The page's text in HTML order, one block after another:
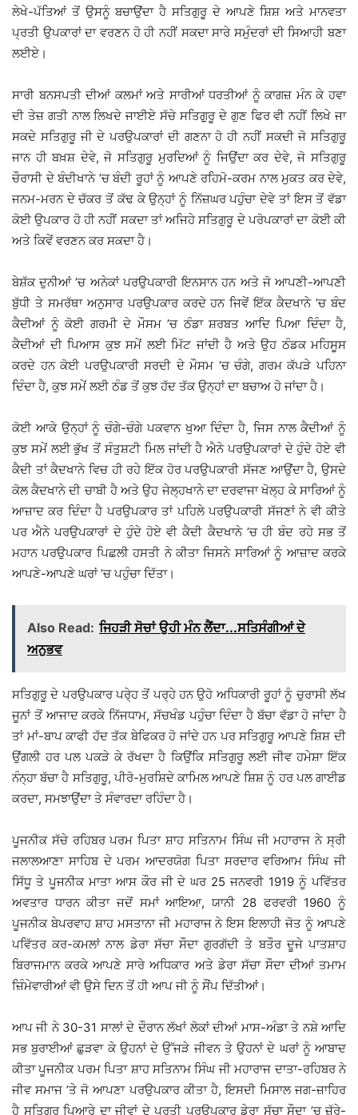
ਲੇਖੇ-ਪੱਤਿਆਂ ਤੋਂ ਉਸਨੂੰ ਬਚਾਉਂਦਾ ਹੈ ਸਤਿਗੁਰੂ ਦੇ ਆਪਣੇ ਸ਼ਿਸ਼ ਅਤੇ ਮਾਨਵਤਾ
ਪ੍ਰਤੀ ਉਪਕਾਰਾਂ ਦਾ ਵਰਣਨ ਹੋ ਹੀ ਨਹੀਂ ਸਕਦਾ ਸਾਰੇ ਸਮੁੰਦਰਾਂ ਦੀ ਸਿਆਹੀ ਬਣਾ
ਲਈਏ।
ਸਾਰੀ ਬਨਸਪਤੀ ਦੀਆਂ ਕਲਮਾਂ ਅਤੇ ਸਾਰੀਆਂ ਧਰਤੀਆਂ ਨੂੰ ਕਾਗਜ਼ ਮੰਨ ਕੇ ਹਵਾ
ਦੀ ਤੇਜ਼ ਗਤੀ ਨਾਲ ਲਿਖਦੇ ਜਾਈਏ ਸੱਚੇ ਸਤਿਗੁੁਰੂ ਦੇ ਗੁਣ ਫਿਰ ਵੀ ਨਹੀਂ ਲਿਖੇ ਜਾ
ਸਕਦੇ ਸਤਿਗੁਰੂ ਜੀ ਦੇ ਪਰਉਪਕਾਰਾਂ ਦੀ ਗਣਨਾ ਹੋ ਹੀ ਨਹੀਂ ਸਕਦੀ ਜੋ ਸਤਿਗੁਰੂ
ਜਾਨ ਹੀ ਬਖ਼ਸ਼ ਦੇਵੇ, ਜੋ ਸਤਿਗੁਰੂ ਮੁਰਦਿਆਂ ਨੂੰ ਜਿਉਂਦਾ ਕਰ ਦੇਵੇ, ਜੋ ਸਤਿਗੁਰੂ
ਚੌਰਾਸੀ ਦੇ ਬੰਦੀਖਾਨੇ ’ਚ ਬੰਦੀ ਰੂਹਾਂ ਨੂੰ ਆਪਣੇ ਰਹਿਮੋ-ਕਰਮ ਨਾਲ ਮੁਕਤ ਕਰ ਦੇਵੇ,
ਜਨਮ-ਮਰਨ ਦੇ ਚੱਕਰ ਤੋਂ ਕੱਢ ਕੇ ਉਨ੍ਹਾਂ ਨੂੰ ਨਿੱਜ਼ਘਰ ਪਹੁੰਚਾ ਦੇਵੇ ਤਾਂ ਇਸ ਤੋਂ ਵੱਡਾ
ਕੋਈ ਉਪਕਾਰ ਹੋ ਹੀ ਨਹੀਂ ਸਕਦਾ ਤਾਂ ਅਜਿਹੇ ਸਤਿਗੁਰੂ ਦੇ ਪਰੋਪਕਾਰਾਂ ਦਾ ਕੋਈ ਕੀ
ਅਤੇ ਕਿਵੇਂ ਵਰਣਨ ਕਰ ਸਕਦਾ ਹੈ।
ਬੇਸ਼ੱਕ ਦੁਨੀਆਂ ’ਚ ਅਨੇਕਾਂ ਪਰਉਪਕਾਰੀ ਇਨਸਾਨ ਹਨ ਅਤੇ ਜੋ ਆਪਣੀ-ਆਪਣੀ
ਬੁੱਧੀ ਤੇ ਸਮਰੱਥਾ ਅਨੁਸਾਰ ਪਰਉਪਕਾਰ ਕਰਦੇ ਹਨ ਜਿਵੇਂ ਇੱਕ ਕੈਦਖਾਨੇ ’ਚ ਬੰਦ
ਕੈਦੀਆਂ ਨੂੰ ਕੋਈ ਗਰਮੀ ਦੇ ਮੌਸਮ ’ਚ ਠੰਡਾ ਸ਼ਰਬਤ ਆਦਿ ਪਿਆ ਦਿੰਦਾ ਹੈ,
ਕੈਦੀਆਂ ਦੀ ਪਿਆਸ ਕੁਝ ਸਮੇਂ ਲਈ ਮਿੱਟ ਜਾਂਦੀ ਹੈ ਅਤੇ ਉਹ ਠੰਡਕ ਮਹਿਸੂਸ
ਕਰਦੇ ਹਨ ਕੋਈ ਪਰਉਪਕਾਰੀ ਸਰਦੀ ਦੇ ਮੌਸਮ ’ਚ ਚੰਗੇ, ਗਰਮ ਕੱਪੜੇ ਪਹਿਨਾ
ਦਿੰਦਾ ਹੈ, ਕੁਝ ਸਮੇਂ ਲਈ ਠੰਡ ਤੋਂ ਕੁਝ ਹੱਦ ਤੱਕ ਉਨ੍ਹਾਂ ਦਾ ਬਚਾਅ ਹੋ ਜਾਂਦਾ ਹੈ।
ਕੋਈ ਆਕੇ ਉਨ੍ਹਾਂ ਨੂੰ ਚੰਗੇ-ਚੰਗੇ ਪਕਵਾਨ ਖੁਆ ਦਿੰਦਾ ਹੈ, ਜਿਸ ਨਾਲ ਕੈਦੀਆਂ ਨੂੰ
ਕੁਝ ਸਮੇਂ ਲਈ ਭੁੱਖ ਤੋਂ ਸੰਤੁਸ਼ਟੀ ਮਿਲ ਜਾਂਦੀ ਹੈ ਐਨੇ ਪਰਉਪਕਾਰਾਂ ਦੇ ਹੁੰਦੇ ਹੋਏ ਵੀ
ਕੈਦੀ ਤਾਂ ਕੈਦਖਾਨੇ ਵਿਚ ਹੀ ਰਹੇ ਇੱਕ ਹੋਰ ਪਰਉਪਕਾਰੀ ਸੱਜਣ ਆਉਂਦਾ ਹੈ, ਉਸਦੇ
ਕੋਲ ਕੈਦਖਾਨੇ ਦੀ ਚਾਬੀ ਹੈ ਅਤੇ ਉਹ ਜੇਲ੍ਹਖਾਨੇ ਦਾ ਦਰਵਾਜਾ ਖੋਲ੍ਹ ਕੇ ਸਾਰਿਆਂ ਨੂੰ
ਆਜ਼ਾਦ ਕਰ ਦਿੰਦਾ ਹੈ ਪਰਉਪਕਾਰ ਤਾਂ ਪਹਿਲੇ ਪਰਉਪਕਾਰੀ ਸੱਜਣਾਂ ਨੇ ਵੀ ਕੀਤੇ
ਪਰ ਐਨੇ ਪਰਉਪਕਾਰਾਂ ਦੇ ਹੁੰਦੇ ਹੋਏ ਵੀ ਕੈਦੀ ਕੈਦਖਾਨੇ ’ਚ ਹੀ ਬੰਦ ਰਹੇ ਸਭ ਤੋਂ
ਮਹਾਨ ਪਰਉਪਕਾਰ ਪਿਛਲੀ ਹਸਤੀ ਨੇ ਕੀਤਾ ਜਿਸਨੇ ਸਾਰਿਆਂ ਨੂੰ ਆਜ਼ਾਦ ਕਰਕੇ
ਆਪਣੇ-ਆਪਣੇ ਘਰਾਂ ’ਚ ਪਹੁੰਚਾ ਦਿੱਤਾ।
Also Read: ਜਿਹੜੀ ਸੋਚਾਂ ਉਹੀ ਮੰਨ ਲੈਂਦਾ...ਸਤਿਸੰਗੀਆਂ ਦੇ
ਅਨੁਭਵ
ਸਤਿਗੁਰੂ ਦੇ ਪਰਉਪਕਾਰ ਪਰੇ੍ਹ ਤੋਂ ਪਰ੍ਹੇ ਹਨ ਉਹੋ ਅਧਿਕਾਰੀ ਰੂਹਾਂ ਨੂੰ ਚੁਰਾਸੀ ਲੱਖ
ਜੂਨਾਂ ਤੋਂ ਆਜਾਦ ਕਰਕੇ ਨਿੱਜਧਾਮ, ਸੱਚਖੰਡ ਪਹੁੰਚਾ ਦਿੰਦਾ ਹੈ ਬੱਚਾ ਵੱਡਾ ਹੋ ਜਾਂਦਾ ਹੈ
ਤਾਂ ਮਾਂ-ਬਾਪ ਕਾਫੀ ਹੱਦ ਤੱਕ ਬੇਫਿਕਰ ਹੋ ਜਾਂਦੇ ਹਨ ਪਰ ਸਤਿਗੁਰੂ ਆਪਣੇ ਸ਼ਿਸ਼ ਦੀ
ਉਂਗਲੀ ਹਰ ਪਲ ਪਕੜੇ ਕੇ ਰੱਖਦਾ ਹੈ ਕਿਉਂਕਿ ਸਤਿਗੁਰੂ ਲਈ ਜੀਵ ਹਮੇਸ਼ਾ ਇੱਕ
ਨੰਨ੍ਹਾ ਬੱਚਾ ਹੈ ਸਤਿਗੁਰੂ, ਪੀਰੋ-ਮੁਰਸ਼ਿਦੇ ਕਾਮਿਲ ਆਪਣੇ ਸ਼ਿਸ਼ ਨੂੰ ਹਰ ਪਲ ਗਾਈਡ
ਕਰਦਾ, ਸਮਝਾਉਂਦਾ ਤੇ ਸੰਵਾਰਦਾ ਰਹਿੰਦਾ ਹੈ।
ਪੂਜਨੀਕ ਸੱਚੇ ਰਹਿਬਰ ਪਰਮ ਪਿਤਾ ਸ਼ਾਹ ਸਤਿਨਾਮ ਸਿੰਘ ਜੀ ਮਹਾਰਾਜ ਨੇ ਸ੍ਰੀ
ਜਲਾਲਆਣਾ ਸਾਹਿਬ ਦੇ ਪਰਮ ਆਦਰਯੋਗ ਪਿਤਾ ਸਰਦਾਰ ਵਰਿਆਮ ਸਿੰਘ ਜੀ
ਸਿੱਧੂ ਤੇ ਪੂਜਨੀਕ ਮਾਤਾ ਆਸ ਕੌਰ ਜੀ ਦੇ ਘਰ 25 ਜਨਵਰੀ 1919 ਨੂੰ ਪਵਿੱਤਰ
ਅਵਤਾਰ ਧਾਰਨ ਕੀਤਾ ਜਦੋਂ ਸਮਾਂ ਆਇਆ, ਯਾਨੀ 28 ਫਰਵਰੀ 1960 ਨੂੰ
ਪੂਜਨੀਕ ਬੇਪਰਵਾਹ ਸ਼ਾਹ ਮਸਤਾਨਾ ਜੀ ਮਹਾਰਾਜ ਨੇ ਇਸ ਇਲਾਹੀ ਜੋਤ ਨੂੰ ਆਪਣੇ
ਪਵਿੱਤਰ ਕਰ-ਕਮਲਾਂ ਨਾਲ ਡੇਰਾ ਸੱਚਾ ਸੌਦਾ ਗੁਰਗੱਦੀ ਤੇ ਬਤੌਰ ਦੂਜੇ ਪਾਤਸ਼ਾਹ
ਬਿਰਾਜਮਾਨ ਕਰਕੇ ਆਪਣੇ ਸਾਰੇ ਅਧਿਕਾਰ ਅਤੇ ਡੇਰਾ ਸੱਚਾ ਸੌਦਾ ਦੀਆਂ ਤਮਾਮ
ਜ਼ਿੰਮੇਵਾਰੀਆਂ ਵੀ ਉਸੇ ਦਿਨ ਤੋਂ ਹੀ ਆਪ ਜੀ ਨੂੰ ਸੌਂਪ ਦਿੱਤੀਆਂ।
ਆਪ ਜੀ ਨੇ 30-31 ਸਾਲਾਂ ਦੇ ਦੌਰਾਨ ਲੱਖਾਂ ਲੋਕਾਂ ਦੀਆਂ ਮਾਸ-ਅੰਡਾ ਤੇ ਨਸ਼ੇ ਆਦਿ
ਸਭ ਬੁਰਾਈਆਂ ਛੁੜਵਾ ਕੇ ਉਹਨਾਂ ਦੇ ਉੱਜੜੇ ਜੀਵਨ ਤੇ ਉਹਨਾਂ ਦੇ ਘਰਾਂ ਨੂੰ ਆਬਾਦ
ਕੀਤਾ ਪੂਜਨੀਕ ਪਰਮ ਪਿਤਾ ਸ਼ਾਹ ਸਤਿਨਾਮ ਸਿੰਘ ਜੀ ਮਹਾਰਾਜ ਦਾਤਾ-ਰਹਿਬਰ ਨੇ
ਜੀਵ ਸਮਾਜ ’ਤੇ ਜੋ ਆਪਣਾ ਪਰਉਪਕਾਰ ਕੀਤਾ ਹੈ, ਇਸਦੀ ਮਿਸਾਲ ਜਗ-ਜ਼ਾਹਿਰ
ਹੈ ਸਤਿਗੁਰੂ ਪਿਆਰੇ ਦਾ ਜੀਵਾਂ ਦੇ ਪ੍ਰਤੀ ਪਰਉਪਕਾਰ ਡੇਰਾ ਸੱਚਾ ਸੌਦਾ ’ਚ ਜ਼ੱਰੇ-